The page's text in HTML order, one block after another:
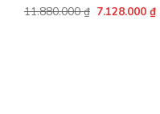
Được xếp
11.880.000₫ Giá
7.128.000₫